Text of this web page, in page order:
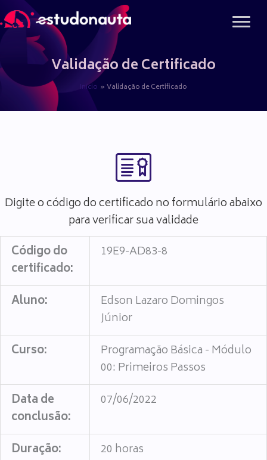
para
conteúdoValidação de Certificado
Início Validação de Certificado
Digite o código do certificado no formulário abaixo
para verificar sua validade
Código do
certificado:
19E9-AD83-8
Aluno:
Edson Lazaro Domingos
Júnior
Curso:
Programação Básica - Módulo
00: Primeiros Passos
Data de
conclusão:
07/06/2022
Duração: 20 horas